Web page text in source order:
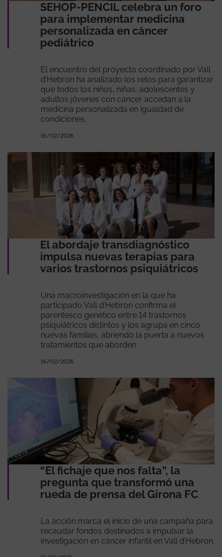
SEHOP-PENCIL celebra un foro
para implementar medicina
personalizada en cáncer
pediátrico
El encuentro del proyecto coordinado por Vall
d’Hebron ha analizado los retos para garantizar
que todos los niños, niñas, adolescentes y
adultos jóvenes con cáncer accedan a la
medicina personalizada en igualdad de
condiciones.
16/02/2026
El abordaje transdiagnóstico
impulsa nuevas terapias para
varios trastornos psiquiátricos
Una macroinvestigación en la que ha
participado Vall d’Hebron confirma el
parentesco genético entre 14 trastornos
psiquiátricos distintos y los agrupa en cinco
nuevas familias, abriendo la puerta a nuevos
tratamientos que aborden
16/02/2026
“El fichaje que nos falta”, la
pregunta que transformó una
rueda de prensa del Girona FC
La acción marca el inicio de una campaña para
recaudar fondos destinados a impulsar la
investigación en cáncer infantil en Vall d’Hebron.